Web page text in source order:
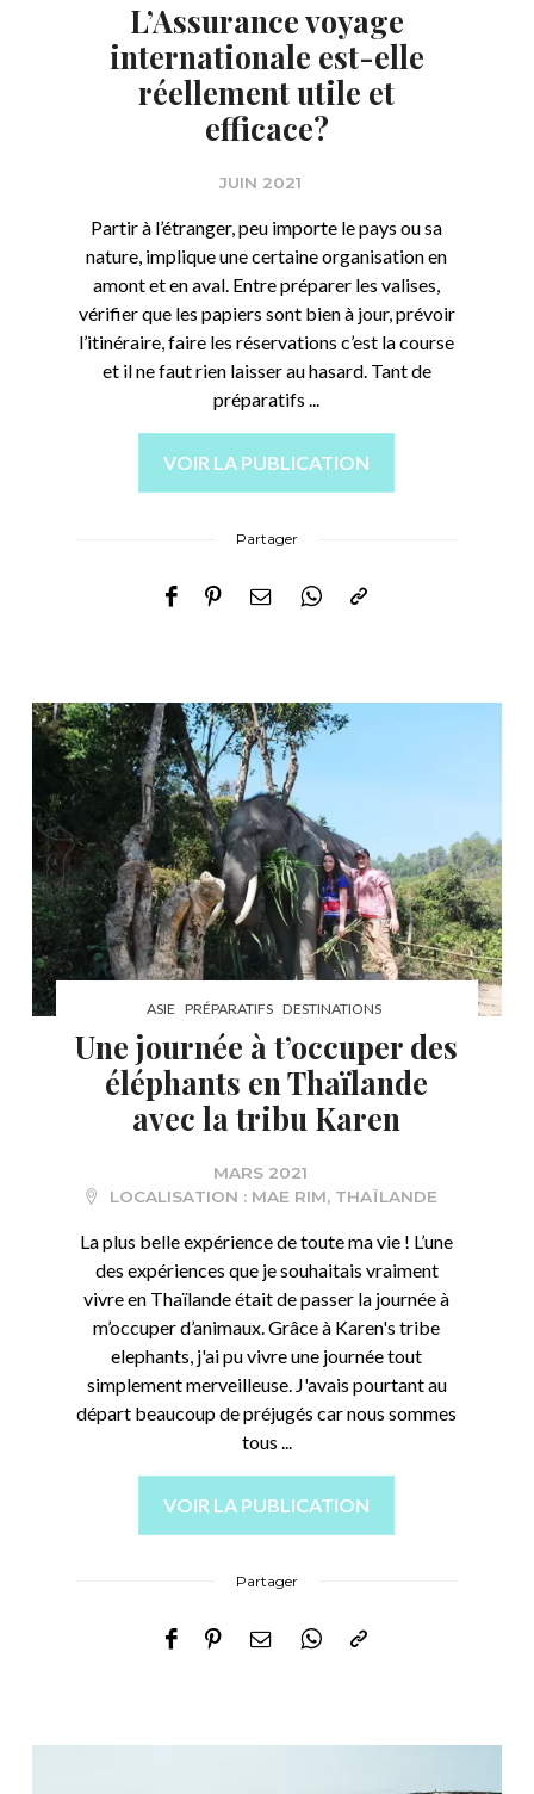
L’Assurance voyage
internationale est-elle
réellement utile et
efficace?
JUIN 2021
Partir à l’étranger, peu importe le pays ou sa
nature, implique une certaine organisation en
amont et en aval. Entre préparer les valises,
vérifier que les papiers sont bien à jour, prévoir
l’itinéraire, faire les réservations c’est la course
et il ne faut rien laisser au hasard. Tant de
préparatifs ...
VOIR LA PUBLICATION
Partager
ASIE PRÉPARATIFS DESTINATIONS
Une journée à t’occuper des
éléphants en Thaïlande
avec la tribu Karen
MARS 2021
LOCALISATION : MAE RIM, THAÏLANDE
La plus belle expérience de toute ma vie ! L’une
des expériences que je souhaitais vraiment
vivre en Thaïlande était de passer la journée à
m’occuper d’animaux. Grâce à Karen's tribe
elephants, j'ai pu vivre une journée tout
simplement merveilleuse. J'avais pourtant au
départ beaucoup de préjugés car nous sommes
tous ...
VOIR LA PUBLICATION
Partager